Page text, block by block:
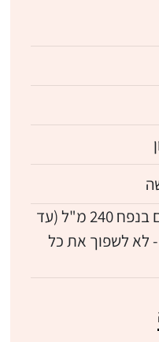
שלושתרבע כוס מים בנפח 240 מ"ל (עד
לא לשפוך את כל